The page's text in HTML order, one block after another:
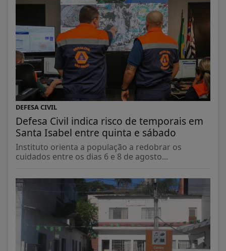
DEFESA CIVIL
Defesa Civil indica risco de temporais em
Santa Isabel entre quinta e sábado
Instituto orienta a população a redobrar os
cuidados entre os dias 6 e 8 de agosto...